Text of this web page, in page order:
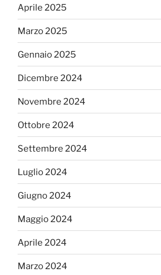
Aprile 2025
Marzo 2025
Gennaio 2025
Dicembre 2024
Novembre 2024
Ottobre 2024
Settembre 2024
Luglio 2024
Giugno 2024
Maggio 2024
Aprile 2024
Marzo 2024